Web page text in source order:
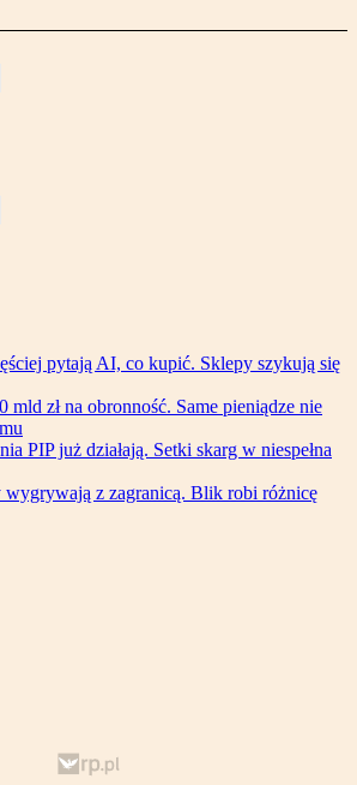
pytają AI, co kupić. Sklepy szykują się
mld zł na obronność. Same pieniądze nie
PIP już działają. Setki skarg w niespełna
wygrywają z zagranicą. Blik robi różnicę